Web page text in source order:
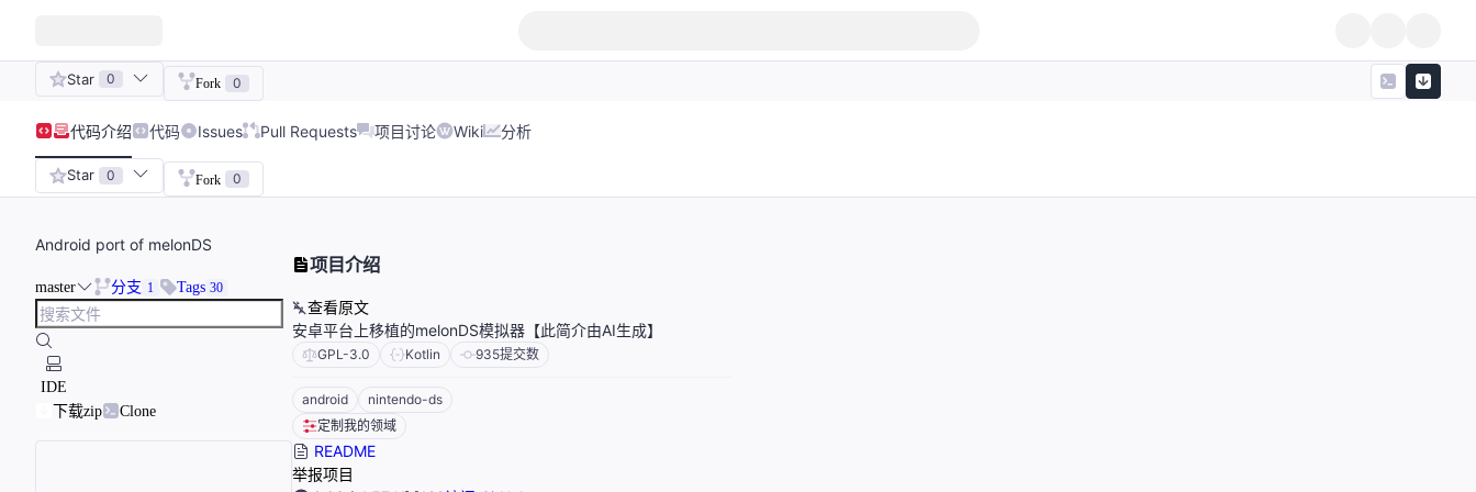
Star 0 Fork 0
代码介绍 代码 Issues Pull Requests 项目讨论 Wiki 分析
Star 0 Fork 0
Android port of melonDS
master 分支 1 Tags 30
IDE
下载zip
Clone
项目介绍
查看原文
安卓平台上移植的melonDS模拟器【此简介由AI生成】
GPL-3.0 Kotlin 935提交数
android
nintendo-ds
定制我的领域
README
举报项目